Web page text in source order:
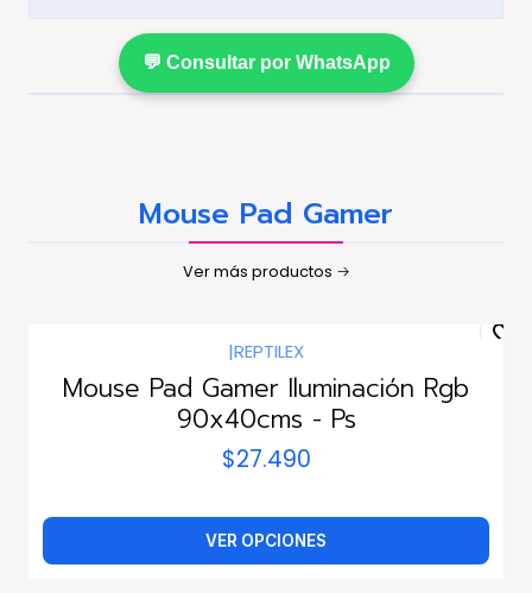
💬 Consultar por WhatsApp
Mouse Pad Gamer
Ver más productos
|REPTILEX
Mouse Pad Gamer Iluminación Rgb
90x40cms - Ps
$27.490
VER OPCIONES